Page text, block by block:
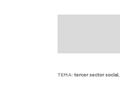
TEMA: tercer sector social ,